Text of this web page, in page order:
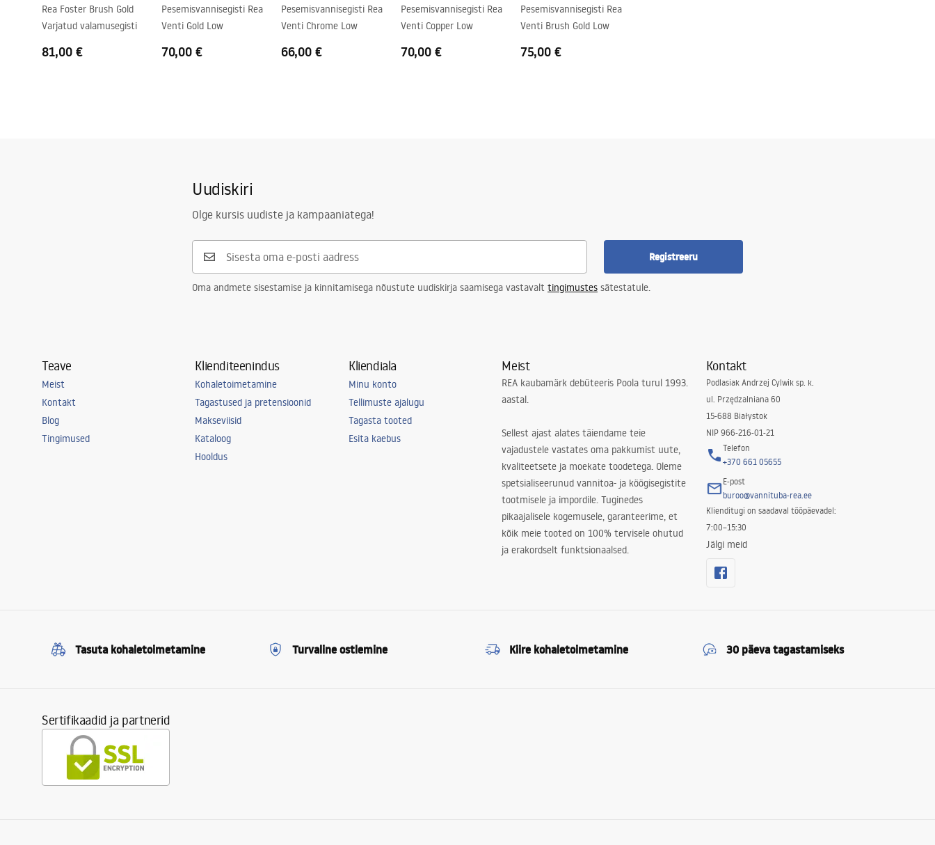
Rea Foster Brush Gold
Varjatud valamusegisti
81,00 €
Pesemisvannisegisti Rea
Venti Gold Low
70,00 €
Pesemisvannisegisti Rea
Venti Chrome Low
66,00 €
Pesemisvannisegisti Rea
Venti Copper Low
70,00 €
Pesemisvannisegisti Rea
Venti Brush Gold Low
75,00 €
Uudiskiri
Olge kursis uudiste ja kampaaniatega!
Registreeru
Oma andmete sisestamise ja kinnitamisega nõustute uudiskirja saamisega vastavalt tingimustes sätestatule.
Teave
Meist
Kontakt
Blog
Tingimused
Klienditeenindus
Kohaletoimetamine
Tagastused ja pretensioonid
Makseviisid
Kataloog
Hooldus
Kliendiala
Minu konto
Tellimuste ajalugu
Tagasta tooted
Esita kaebus
Meist
REA kaubamärk debüteeris Poola turul 1993.
aastal.
Sellest ajast alates täiendame teie
vajadustele vastates oma pakkumist uute,
kvaliteetsete ja moekate toodetega. Oleme
spetsialiseerunud vannitoa- ja köögisegistite
tootmisele ja impordile. Tuginedes
pikaajalisele kogemusele, garanteerime, et
kõik meie tooted on 100% tervisele ohutud
ja erakordselt funktsionaalsed.
Kontakt
Podlasiak Andrzej Cylwik sp. k.
ul. Przędzalniana 60
15-688 Białystok
NIP 966-216-01-21
Telefon
+370 661 05655
E-post
buroo@vannituba-rea.ee
Klienditugi on saadaval tööpäevadel:
7:00–15:30
Jälgi meid
Tasuta kohaletoimetamine Turvaline ostlemine Kiire kohaletoimetamine 30 päeva tagastamiseks
Sertifikaadid ja partnerid